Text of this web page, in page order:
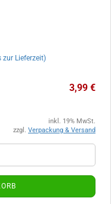
zur Lieferzeit)
3,99 €
inkl. 19% MwSt.
zzgl. Verpackung & Versand